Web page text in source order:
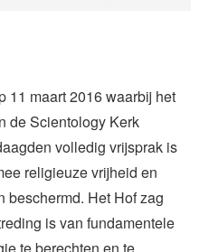
11 maart 2016 waarbij het
de Scientology Kerk
volledig vrijsprak is
religieuze vrijheid en
beschermd. Het Hof zag
is van fundamentele